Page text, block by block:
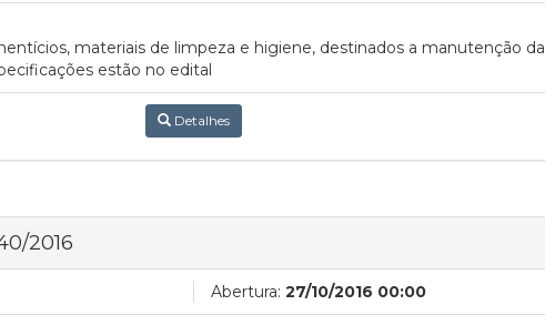
materiais de limpeza e higiene, destinados a manutenção da
estão no edital
Detalhes
2016
Abertura: 27/10/2016 00:00